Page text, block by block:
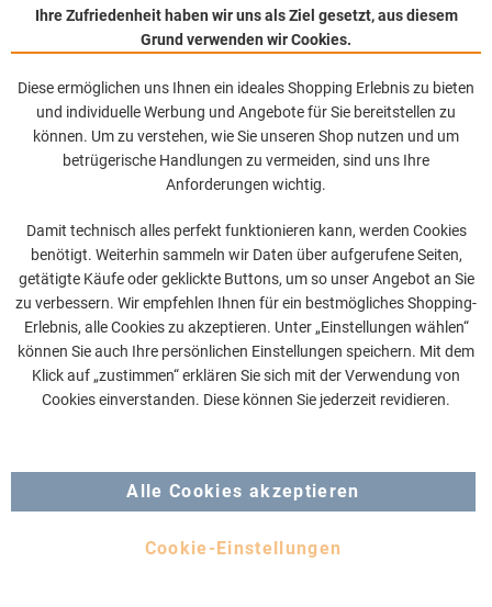
Ihre Zufriedenheit haben wir uns als Ziel gesetzt, aus diesem
Grund verwenden wir Cookies.
Diese ermöglichen uns Ihnen ein ideales Shopping Erlebnis zu bieten
und individuelle Werbung und Angebote für Sie bereitstellen zu
können. Um zu verstehen, wie Sie unseren Shop nutzen und um
betrügerische Handlungen zu vermeiden, sind uns Ihre
Anforderungen wichtig.
Damit technisch alles perfekt funktionieren kann, werden Cookies
benötigt. Weiterhin sammeln wir Daten über aufgerufene Seiten,
getätigte Käufe oder geklickte Buttons, um so unser Angebot an Sie
zu verbessern. Wir empfehlen Ihnen für ein bestmögliches Shopping-
Erlebnis, alle Cookies zu akzeptieren. Unter „Einstellungen wählen“
können Sie auch Ihre persönlichen Einstellungen speichern. Mit dem
Klick auf „zustimmen“ erklären Sie sich mit der Verwendung von
Cookies einverstanden. Diese können Sie jederzeit revidieren.
Alle Cookies akzeptieren
Cookie-Einstellungen